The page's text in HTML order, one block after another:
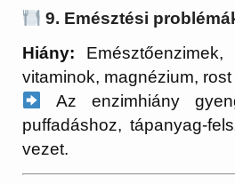
9. Emésztési
Hiány:
vitaminok, magnézium, rost
Az enzimhiány
puffadáshoz, tápanyag-
vezet.